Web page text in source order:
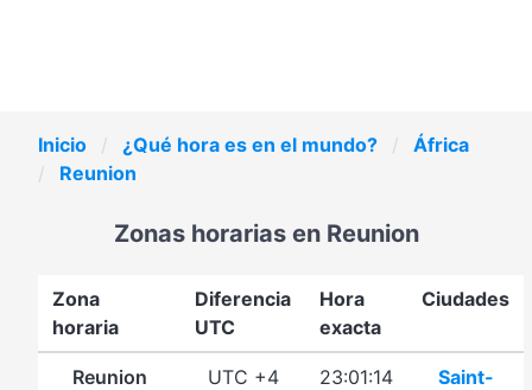
Inicio ¿Qué hora es en el mundo?
África
Reunion
Zonas horarias en Reunion
Zona
horaria
Diferencia
UTC
Hora
exacta
Ciudades
Reunion UTC +4 23:01:14
Saint-